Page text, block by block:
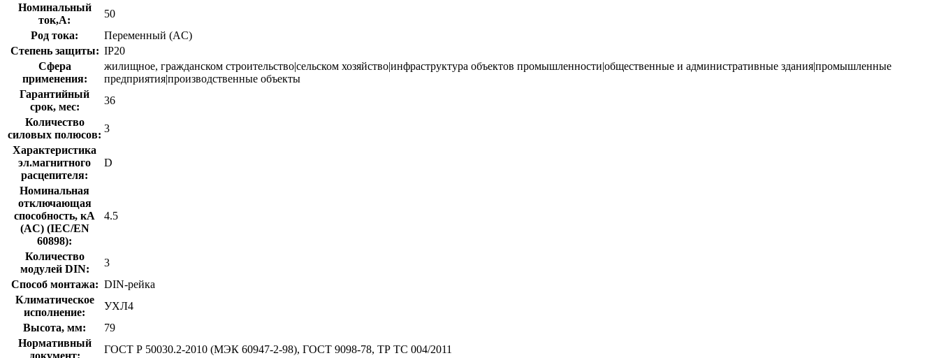
Номинальный
ток,А:
50
Род тока:
Переменный (AC)
Степень защиты: IP20
Сфера
применения:
жилищное, гражданском строительство|сельском хозяйство|инфраструктура объектов промышленности|общественные и административные здания|промышленные
предприятия|производственные объекты
Гарантийный
срок, мес:
36
Количество
силовых полюсов:
3
Характеристика
эл.магнитного
расцепителя:
D
Номинальная
отключающая
способность, кA
(AC) (IEC/EN
60898):
4.5
Количество
модулей DIN:
3
Способ монтажа: DIN-рейка
Климатическое
исполнение:
УХЛ4
Высота, мм:
79
Нормативный
документ:
ГОСТ Р 50030.2-2010 (МЭК 60947-2-98), ГОСТ 9098-78, ТР ТС 004/2011